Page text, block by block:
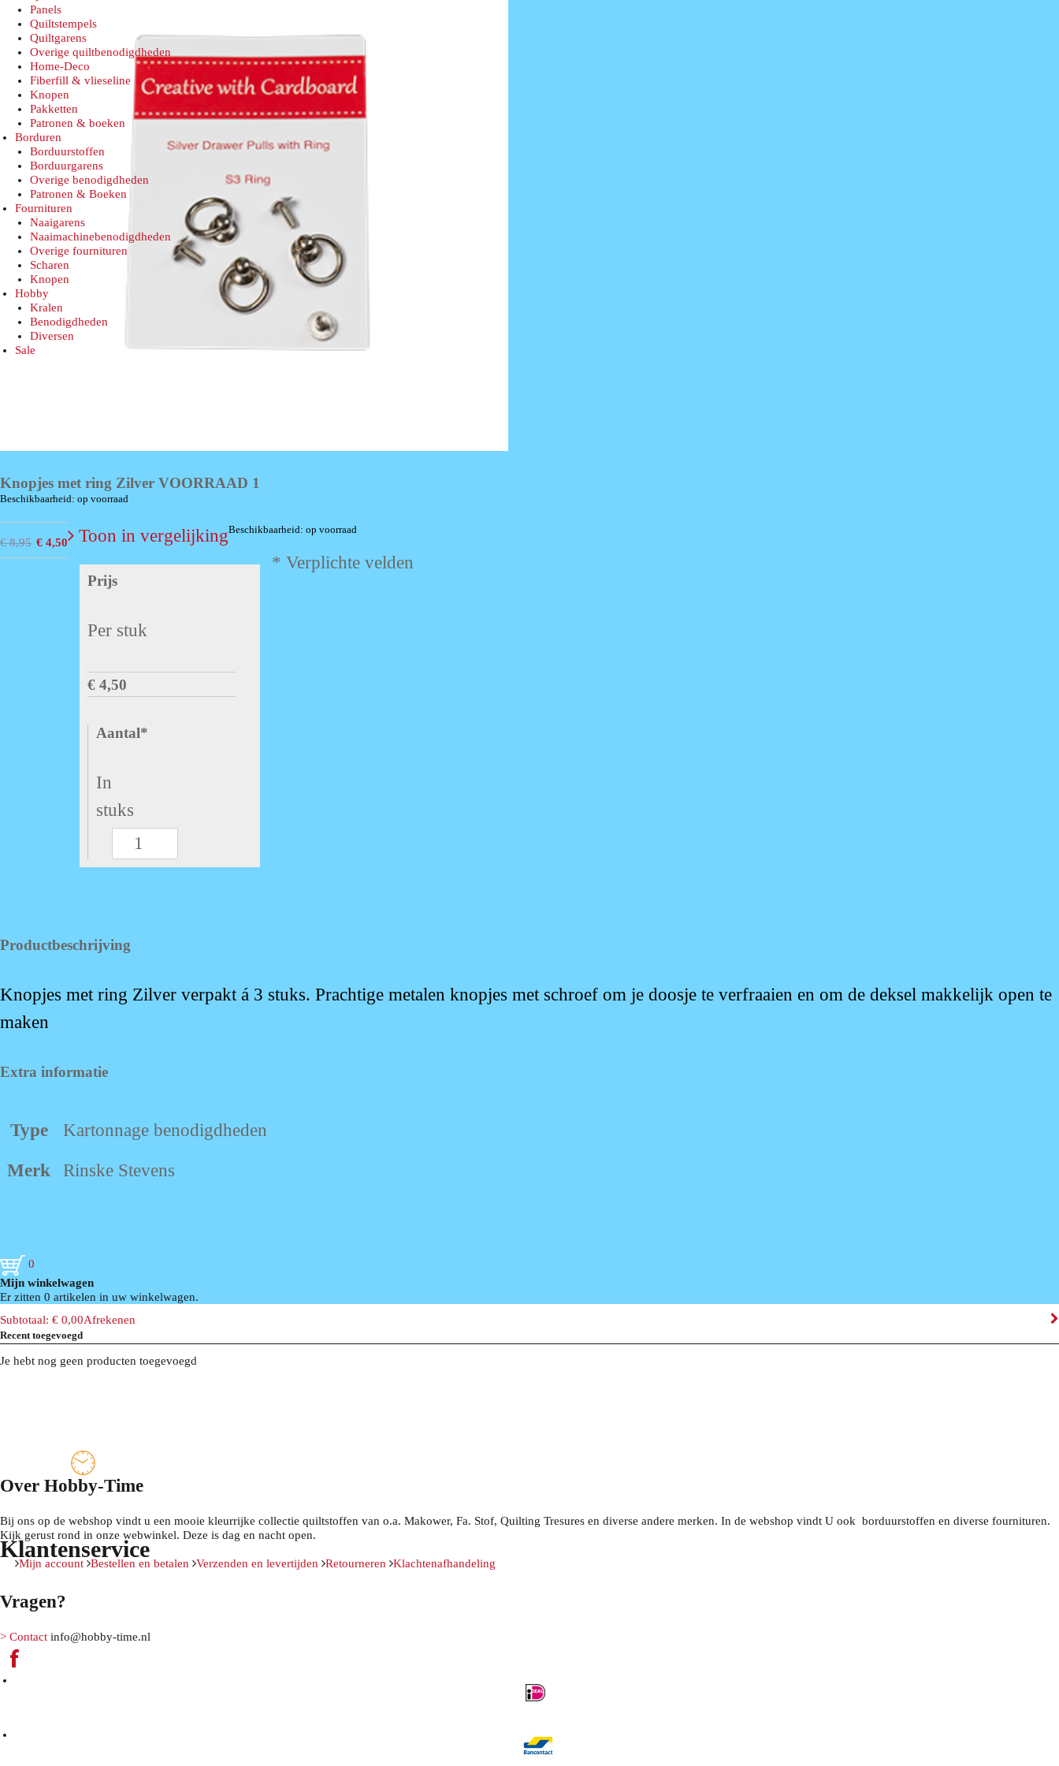
Panels
Quiltstempels
Quiltgarens
Overige quiltbenodigdheden
Home-Deco
Fiberfill & vlieseline
Knopen
Pakketten
Patronen & boeken
Borduren
Borduurstoffen
Borduurgarens
Overige benodigdheden
Patronen & Boeken
Fournituren
Naaigarens
Naaimachinebenodigdheden
Overige fournituren
Scharen
Knopen
Hobby
Kralen
Benodigdheden
Diversen
Sale
Knopjes met ring Zilver VOORRAAD 1
Beschikbaarheid: op voorraad
€8,95 Oorspronkelijke
€ 4,50Huidige
prijs
€ 4,50.
Toon in vergelijkingBeschikbaarheid: op voorraad
Prijs
Per stuk
€ 4,50
Aantal*
In
stuks
Knopjes
met
VOORRAAD
hoeveelheid
* Verplichte velden
Productbeschrijving
Knopjes met ring Zilver verpakt á 3 stuks. Prachtige metalen knopjes met schroef om je doosje te verfraaien en om de deksel makkelijk open te
maken
Extra informatie
Type Kartonnage benodigdheden
Merk Rinske Stevens
0
Mijn winkelwagen
Er zitten 0 artikelen in uw winkelwagen.
Subtotaal: € 0,00Afrekenen
Recent toegevoegd
Je hebt nog geen producten toegevoegd
Over Hobby-Time
Bij ons op de webshop vindt u een mooie kleurrijke collectie quiltstoffen van o.a. Makower, Fa. Stof, Quilting Tresures en diverse andere merken. In de webshop vindt U ook borduurstoffen en diverse fournituren.
Kijk gerust rond in onze webwinkel. Deze is dag en nacht open.
Klantenservice
Mijn account Bestellen en betalen Verzenden en levertijden Retourneren Klachtenafhandeling
Vragen?
> Contact info@hobby-time.nl